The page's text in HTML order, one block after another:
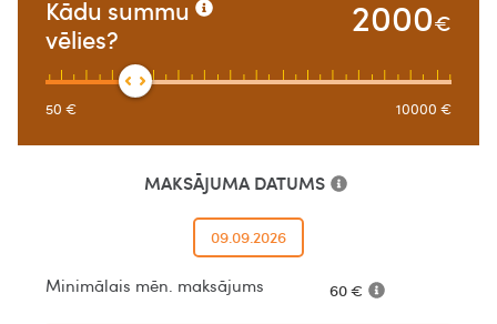
Kādu summu
vēlies?
2000€
50 € 10000 €
MAKSĀJUMA DATUMS
09.09.2026
Minimālais mēn. maksājums 60€